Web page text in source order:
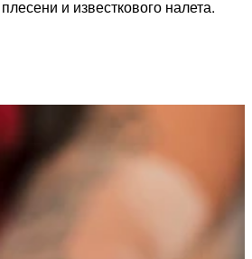
и известкового налета.